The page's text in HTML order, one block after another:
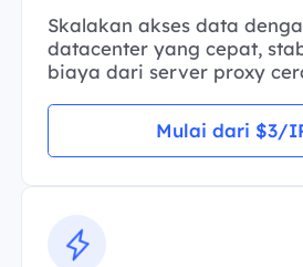
Skalakan akses data
datacenter yang cepat,
biaya dari server proxy
Mulai dari $3/